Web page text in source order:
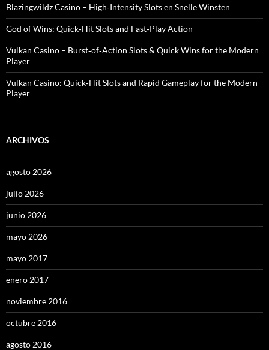
Blazingwildz Casino – High‑Intensity Slots en Snelle Winsten
God of Wins: Quick‑Hit Slots and Fast‑Play Action
Vulkan Casino – Burst‑of‑Action Slots & Quick Wins for the Modern
Player
Vulkan Casino: Quick‑Hit Slots and Rapid Gameplay for the Modern
Player
ARCHIVOS
agosto 2026
julio 2026
junio 2026
mayo 2026
mayo 2017
enero 2017
noviembre 2016
octubre 2016
agosto 2016